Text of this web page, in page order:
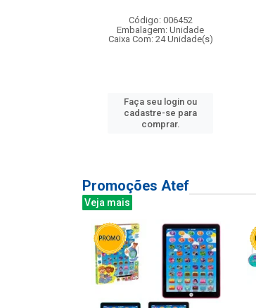
Código: 006452
Embalagem: Unidade
Caixa Com: 24 Unidade(s)
Faça seu login ou
cadastre-se para
comprar.
Promoções Atef
Veja mais